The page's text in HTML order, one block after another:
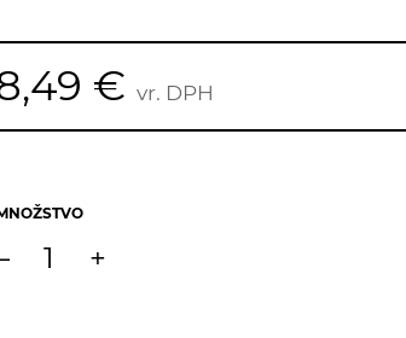
€ vr. DPH
+